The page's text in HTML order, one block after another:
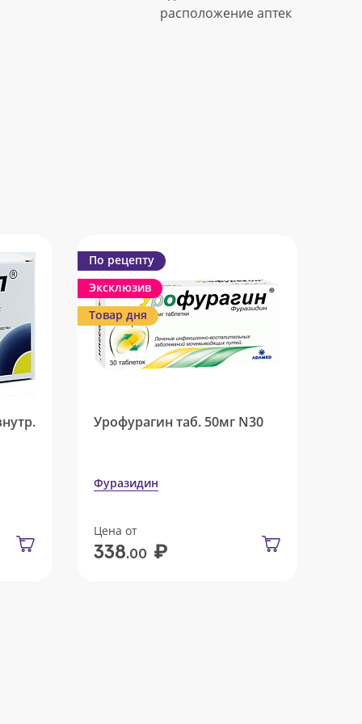
расположение аптек
По рецепту
Эксклюзив
Товар дня
Урофурагин таб. 50мг N30
Фуразидин
Цена от
338.00 ₽